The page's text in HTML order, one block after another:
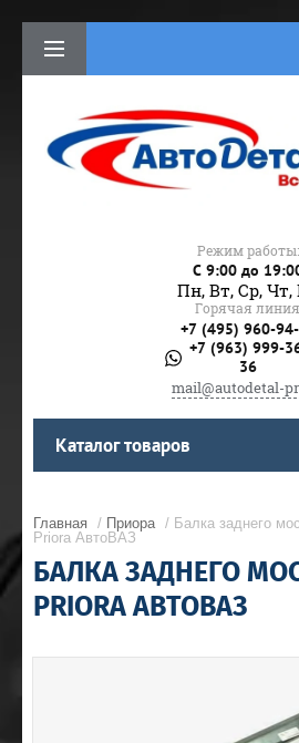
Режим работы:
C 9:00 до
Пн, Вт, Ср, Чт,
Горячая
+7 (495) 960-
+7 (963) 999-
36
mail@autodetal-
Каталог товаров
Главная / Приора / Балка заднего
Priora АвтоВАЗ
БАЛКА ЗАДНЕГО
PRIORA АВТОВАЗ